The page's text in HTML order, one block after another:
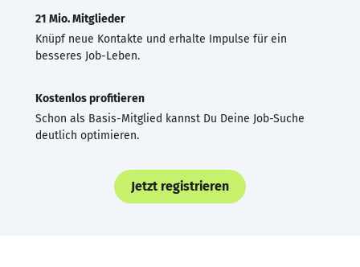
21 Mio. Mitglieder
Knüpf neue Kontakte und erhalte Impulse für ein
besseres Job-Leben.
Kostenlos profitieren
Schon als Basis-Mitglied kannst Du Deine Job-Suche
deutlich optimieren.
Jetzt registrieren